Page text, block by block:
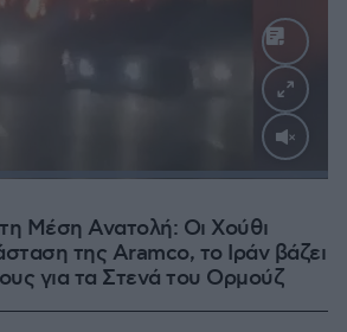
Μέση Ανατολή: Οι Χούθι
της Aramco, το Ιράν βάζει
για τα Στενά του Ορμούζ